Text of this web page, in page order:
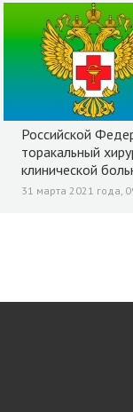
Российской
торакальный
клинической
31 марта 2021 года,